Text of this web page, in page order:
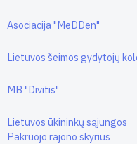
Asociacija "MeDDen"
Lietuvos šeimos gydytojų
MB "Divitis"
Lietuvos ūkininkų sąjungos
Pakruojo rajono skyrius